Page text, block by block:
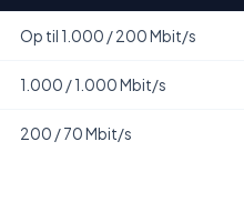
Op til 1.000 / 200 Mbit/s
1.000 / 1.000 Mbit/s
200 / 70 Mbit/s